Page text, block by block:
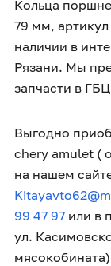
Кольца
79 мм,
наличии в
Рязани. Мы
запчасти в
Выгодно
chery amulet (
на нашем
99 47 97 или в
ул.